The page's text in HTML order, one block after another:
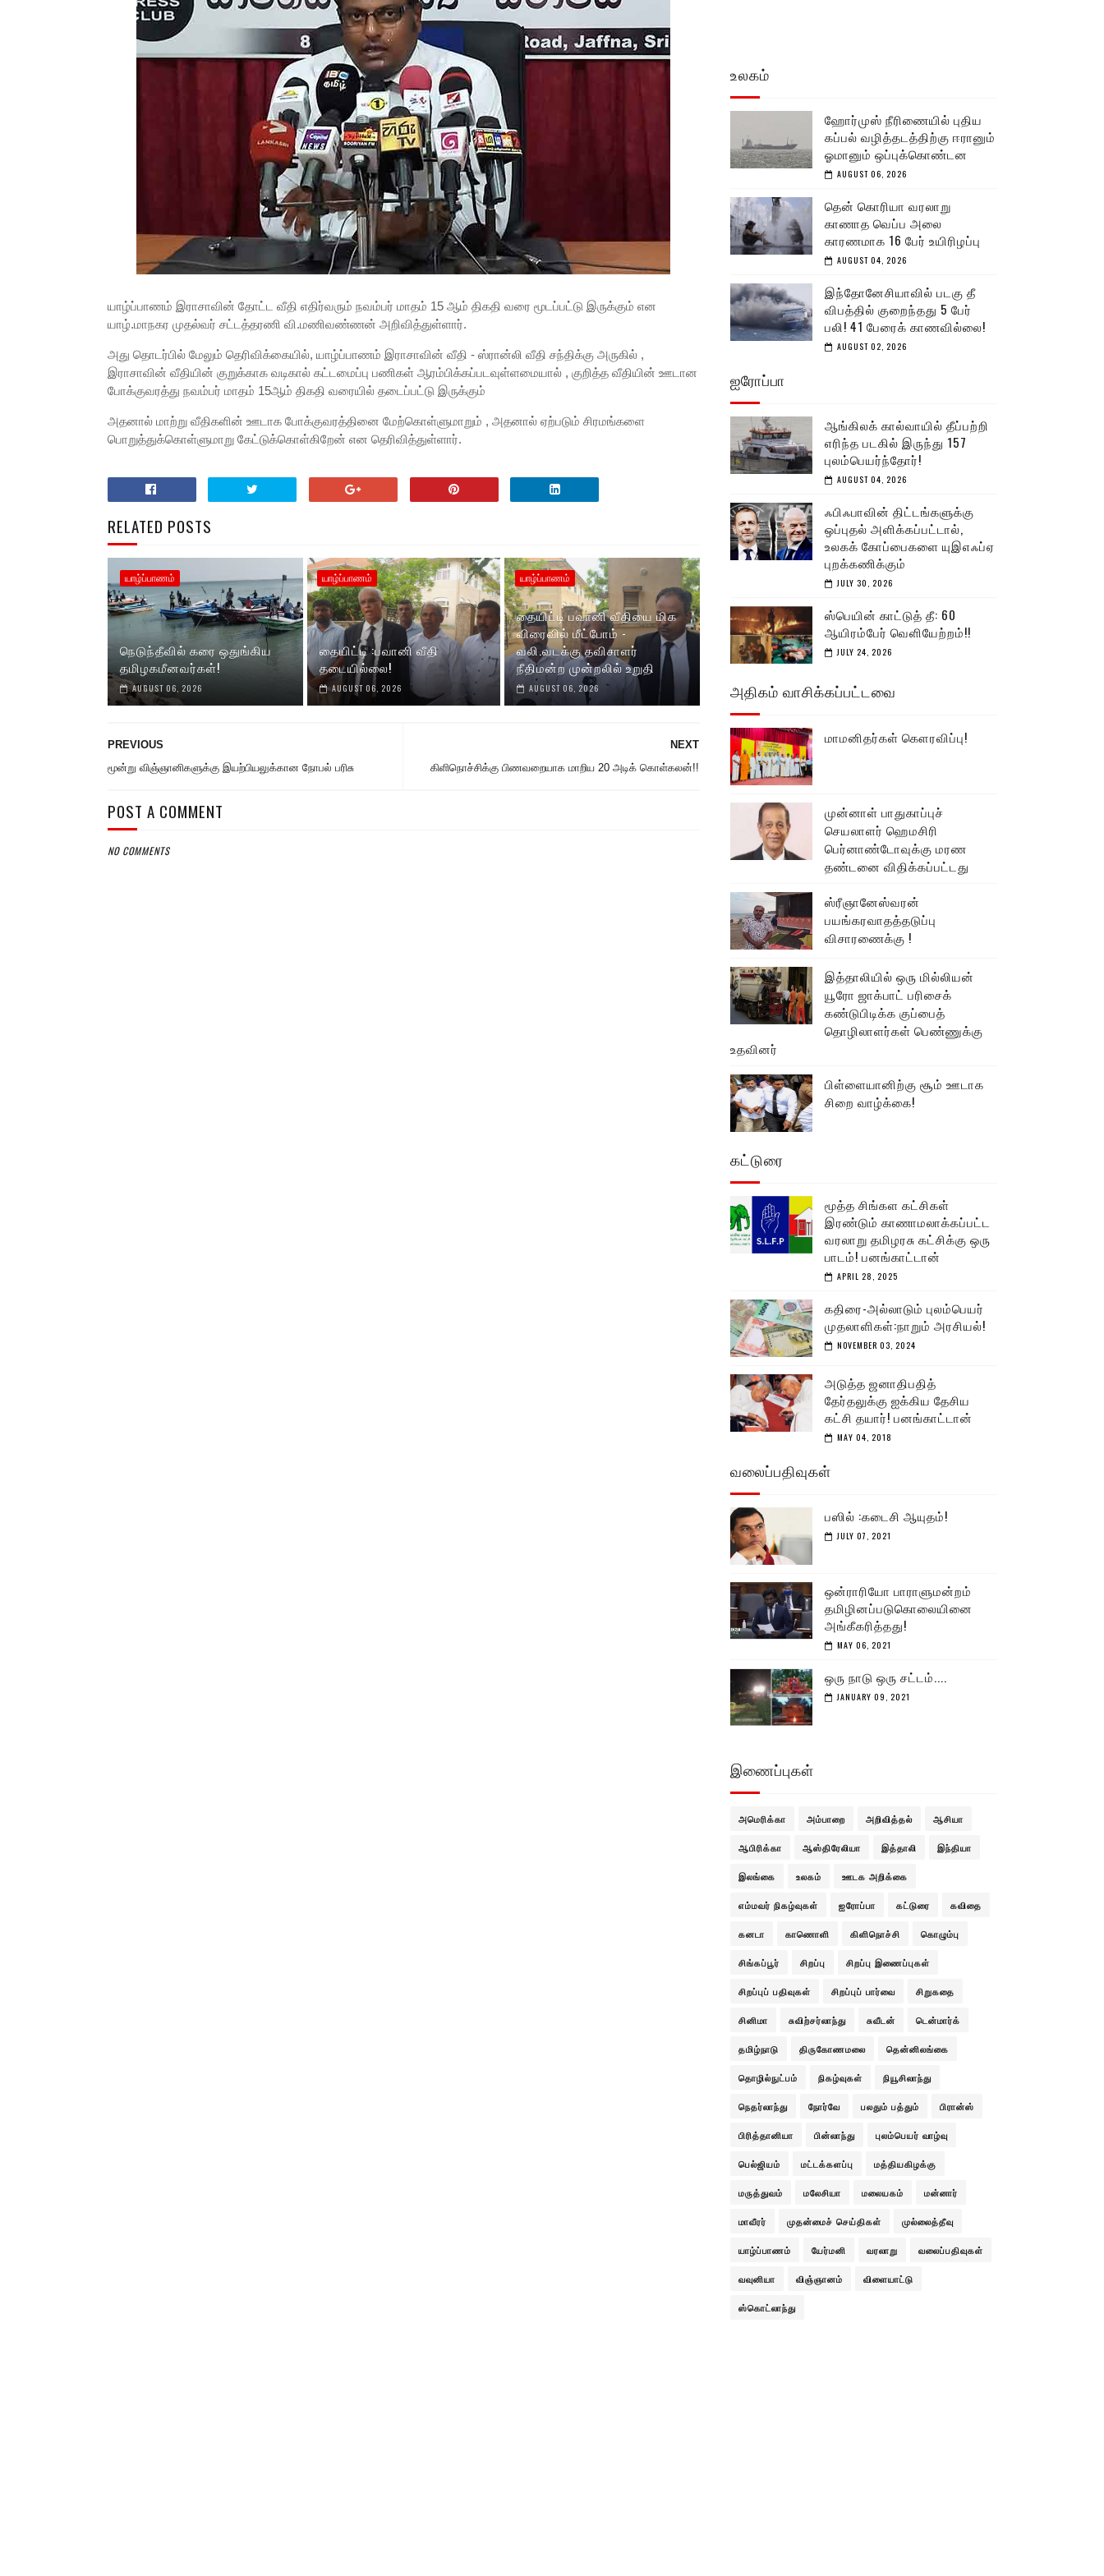
யாழ்ப்பாணம் இராசாவின் தோட்ட வீதி எதிர்வரும் நவம்பர் மாதம் 15 ஆம் திகதி வரை மூடப்பட்டு இருக்கும் என
யாழ்.மாநகர முதல்வர் சட்டத்தரணி வி.மணிவண்ணன் அறிவித்துள்ளார்.
அது தொடர்பில் மேலும் தெரிவிக்கையில், யாழ்ப்பாணம் இராசாவின் வீதி - ஸ்ரான்லி வீதி சந்திக்கு அருகில் ,
இராசாவின் வீதியின் குறுக்காக வடிகால் கட்டமைப்பு பணிகள் ஆரம்பிக்கப்படவுள்ளமையால் , குறித்த வீதியின் ஊடான
போக்குவரத்து நவம்பர் மாதம் 15ஆம் திகதி வரையில் தடைப்பட்டு இருக்கும்
அதனால் மாற்று வீதிகளின் ஊடாக போக்குவரத்தினை மேற்கொள்ளுமாறும் , அதனால் ஏற்படும் சிரமங்களை
பொறுத்துக்கொள்ளுமாறு கேட்டுக்கொள்கிறேன் என தெரிவித்துள்ளார்.
RELATED POSTS
யாழ்ப்பாணம்
நெடுந்தீவில் கரை ஒதுங்கிய
தமிழகமீனவர்கள்!
AUGUST 06, 2026
யாழ்ப்பாணம்
தையிட்டி :பவானி வீதி
தடையில்லை!
AUGUST 06, 2026
யாழ்ப்பாணம்
தையிட்டி பவானி வீதியை மிக
விரைவில் மீட்போம் -
வலி.வடக்கு தவிசாளர்
நீதிமன்ற முன்றலில் உறுதி
AUGUST 06, 2026
NEXT
கிளிநொச்சிக்கு பிணவறையாக மாறிய 20 அடிக் கொள்கலன்!!
PREVIOUS
மூன்று விஞ்ஞானிகளுக்கு இயற்பியலுக்கான நோபல் பரிசு
POST A COMMENT
NO COMMENTS
உலகம்
ஹோர்முஸ் நீரிணையில் புதிய
கப்பல் வழித்தடத்திற்கு ஈரானும்
ஓமானும் ஒப்புக்கொண்டன
AUGUST 06, 2026
தென் கொரியா வரலாறு
காணாத வெப்ப அலை
காரணமாக 16 பேர் உயிரிழப்பு
AUGUST 04, 2026
இந்தோனேசியாவில் படகு தீ
விபத்தில் குறைந்தது 5 பேர்
பலி! 41 பேரைக் காணவில்லை!
AUGUST 02, 2026
ஐரோப்பா
ஆங்கிலக் கால்வாயில் தீப்பற்றி
எரிந்த படகில் இருந்து 157
புலம்பெயர்ந்தோர்!
AUGUST 04, 2026
ஃபிஃபாவின் திட்டங்களுக்கு
ஒப்புதல் அளிக்கப்பட்டால்,
உலகக் கோப்பைகளை யுஇஎஃப்ஏ
புறக்கணிக்கும்
JULY 30, 2026
ஸ்பெயின் காட்டுத் தீ: 60
ஆயிரம்பேர் வெளியேற்றம்!!
JULY 24, 2026
அதிகம் வாசிக்கப்பட்டவை
மாமனிதர்கள் கௌரவிப்பு!
முன்னாள் பாதுகாப்புச்
செயலாளர் ஹெமசிரி
பெர்னாண்டோவுக்கு மரண
தண்டனை விதிக்கப்பட்டது
ஸ்ரீஞானேஸ்வரன்
பயங்கரவாதத்தடுப்பு
விசாரணைக்கு !
இத்தாலியில் ஒரு மில்லியன்
யூரோ ஜாக்பாட் பரிசைக்
கண்டுபிடிக்க குப்பைத்
தொழிலாளர்கள் பெண்ணுக்கு
உதவினர்
பிள்ளையானிற்கு சூம் ஊடாக
சிறை வாழ்க்கை!
கட்டுரை
மூத்த சிங்கள கட்சிகள்
இரண்டும் காணாமலாக்கப்பட்ட
வரலாறு தமிழரசு கட்சிக்கு ஒரு
பாடம்! பனங்காட்டான்
APRIL 28, 2025
கதிரை-அல்லாடும் புலம்பெயர்
முதலாளிகள்:நாறும் அரசியல்!
NOVEMBER 03, 2024
அடுத்த ஜனாதிபதித்
தேர்தலுக்கு ஐக்கிய தேசிய
கட்சி தயார்! பனங்காட்டான்
MAY 04, 2018
வலைப்பதிவுகள்
பஸில் :கடைசி ஆயுதம்!
JULY 07, 2021
ஒன்ராரியோ பாராளுமன்றம்
தமிழினப்படுகொலையினை
அங்கீகரித்தது!
MAY 06, 2021
ஒரு நாடு ஒரு சட்டம்....
JANUARY 09, 2021
இணைப்புகள்
அமெரிக்கா அம்பாறை அறிவித்தல் ஆசியா
ஆபிரிக்கா ஆஸ்திரேலியா இத்தாலி இந்தியா
இலங்கை உலகம் ஊடக அறிக்கை
எம்மவர் நிகழ்வுகள் ஐரோப்பா கட்டுரை கவிதை
கனடா காணொளி கிளிநொச்சி கொழும்பு
சிங்கப்பூர் சிறப்பு சிறப்பு இணைப்புகள்
சிறப்புப் பதிவுகள் சிறப்புப் பார்வை சிறுகதை
சினிமா சுவிற்சர்லாந்து சுவீடன் டென்மார்க்
தமிழ்நாடு திருகோணமலை தென்னிலங்கை
தொழில்நுட்பம் நிகழ்வுகள் நியூசிலாந்து
நெதர்லாந்து நோர்வே பலதும் பத்தும் பிரான்ஸ்
பிரித்தானியா பின்லாந்து புலம்பெயர் வாழ்வு
பெல்ஜியம் மட்டக்களப்பு மத்தியகிழக்கு
மருத்துவம் மலேசியா மலையகம் மன்னார்
மாவீரர் முதன்மைச் செய்திகள் முல்லைத்தீவு
யாழ்ப்பாணம் யேர்மனி வரலாறு வலைப்பதிவுகள்
வவுனியா விஞ்ஞானம் விளையாட்டு
ஸ்கொட்லாந்து